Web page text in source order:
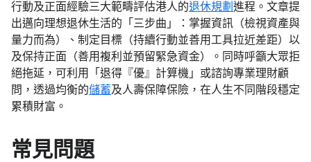
行動及正面經驗三大範疇評估港人的退休規劃 進程。文章提
出邁向理想退休生活的「三步曲」：掌握資訊（檢視資產與
量力而為）、制定目標（持續行動並善用工具拉近差距）以
及保持正面（善用複利並預留緊急資金）。同時呼籲大眾拒
絕拖延，可利用「退得『優』計算機」或諮詢專業理財顧
問，透過均衡的儲蓄及人壽保障保險，在人生不同階段穩定
累積財富。
常見問題